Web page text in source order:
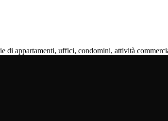
di appartamenti, uffici, condomini, attività